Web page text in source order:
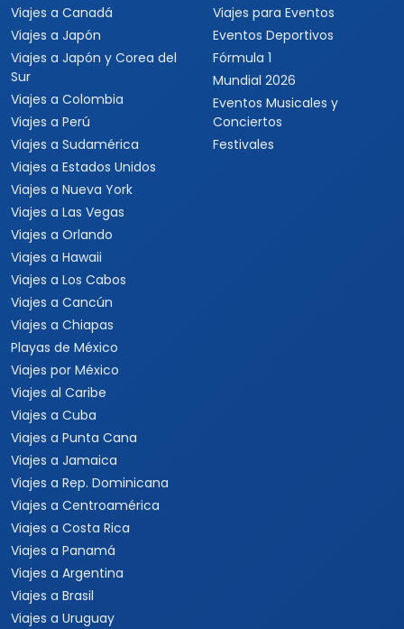
Viajes a Canadá
Viajes a Japón
Viajes a Japón y Corea del
Sur
Viajes a Colombia
Viajes a Perú
Viajes a Sudamérica
Viajes a Estados Unidos
Viajes a Nueva York
Viajes a Las Vegas
Viajes a Orlando
Viajes a Hawaii
Viajes a Los Cabos
Viajes a Cancún
Viajes a Chiapas
Playas de México
Viajes por México
Viajes al Caribe
Viajes a Cuba
Viajes a Punta Cana
Viajes a Jamaica
Viajes a Rep. Dominicana
Viajes a Centroamérica
Viajes a Costa Rica
Viajes a Panamá
Viajes a Argentina
Viajes a Brasil
Viajes a Uruguay
Viajes para Eventos
Eventos Deportivos
Fórmula 1
Mundial 2026
Eventos Musicales y
Conciertos
Festivales